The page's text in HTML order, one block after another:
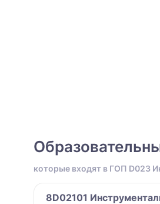
которые входят в ГОП D023
8D02101